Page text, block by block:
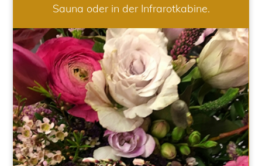
Sauna oder in der Infrarotkabine.
HOCHZEIT